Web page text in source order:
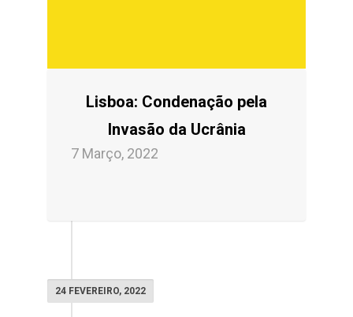
Lisboa: Condenação pela
Invasão da Ucrânia
7 Março, 2022
24 FEVEREIRO, 2022